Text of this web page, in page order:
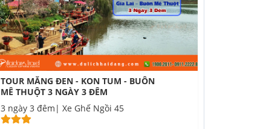
TOUR MĂNG ĐEN - KON TUM - BUÔN
MÊ THUỘT 3 NGÀY 3 ĐÊM
3 ngày 3 đêm| Xe Ghế Ngồi 45